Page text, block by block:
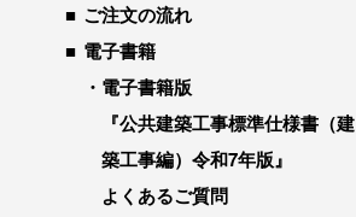
ご注文の流れ
電子書籍
電子書籍版
『公共建築工事標準仕様書（建
築工事編）令和7年版』
よくあるご質問